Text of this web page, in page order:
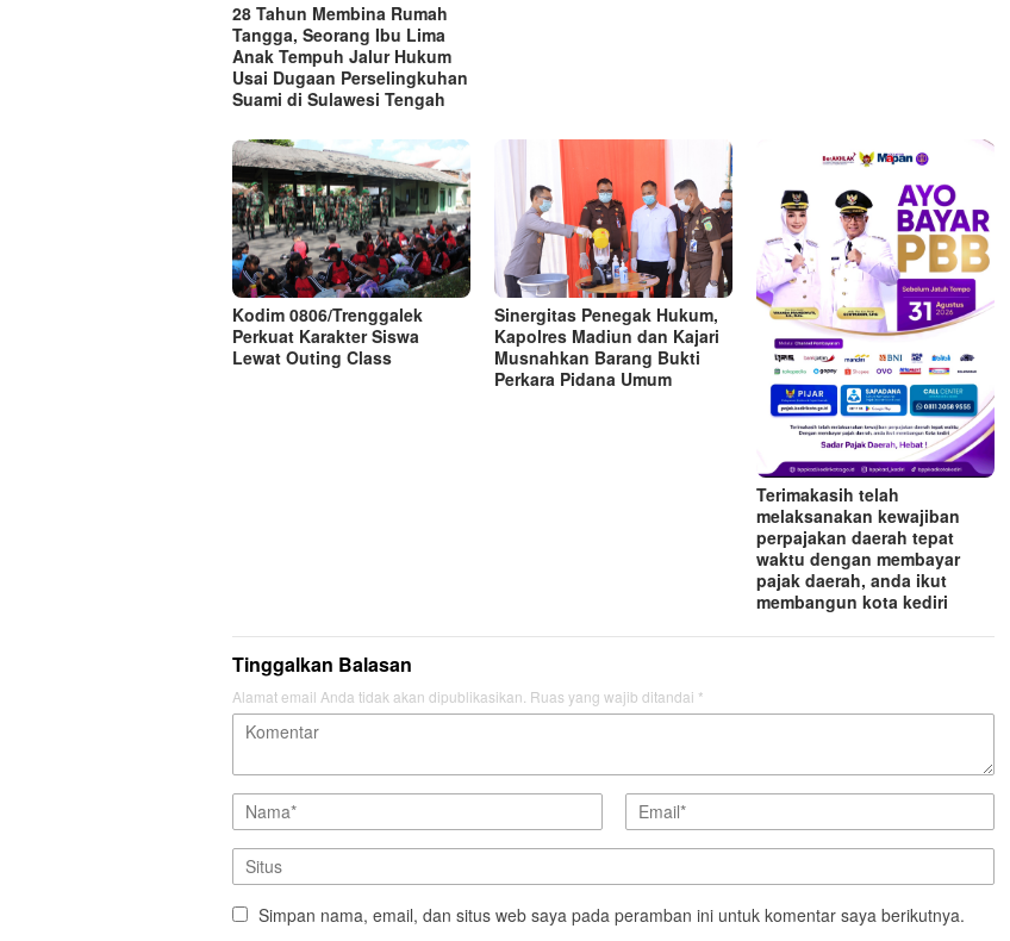
28 Tahun Membina Rumah
Tangga, Seorang Ibu Lima
Anak Tempuh Jalur Hukum
Usai Dugaan Perselingkuhan
Suami di Sulawesi Tengah
Kodim 0806/Trenggalek
Perkuat Karakter Siswa
Lewat Outing Class
Sinergitas Penegak Hukum,
Kapolres Madiun dan Kajari
Musnahkan Barang Bukti
Perkara Pidana Umum
Terimakasih telah
melaksanakan kewajiban
perpajakan daerah tepat
waktu dengan membayar
pajak daerah, anda ikut
membangun kota kediri
Tinggalkan Balasan
Alamat email Anda tidak akan dipublikasikan. Ruas yang wajib ditandai *
Simpan nama, email, dan situs web saya pada peramban ini untuk komentar saya berikutnya.